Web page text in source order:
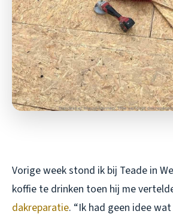
Vorige week stond ik bij Teade in
koffie te drinken toen hij me
dakreparatie. “Ik had geen idee